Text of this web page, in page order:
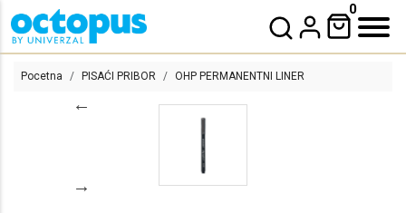
0
Pocetna PISAĆI PRIBOR OHP PERMANENTNI LINER